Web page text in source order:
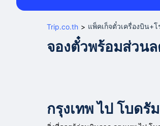
Trip.co.th > แพ็คเก็จตั๋วเครื่องบิน+
จองตั๋วพร้อมส่วนล
กรุงเทพ ไป โบดรั